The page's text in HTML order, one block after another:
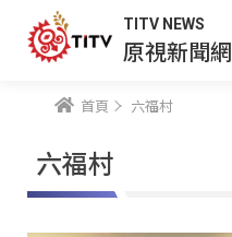
TITV NEWS
原視新聞網
首頁 六福村
六福村